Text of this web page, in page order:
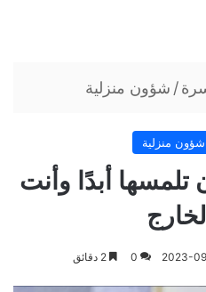
/ شؤون منزلية
شؤون منزلية
تلمسها أبدًا وأنت
2023-
0